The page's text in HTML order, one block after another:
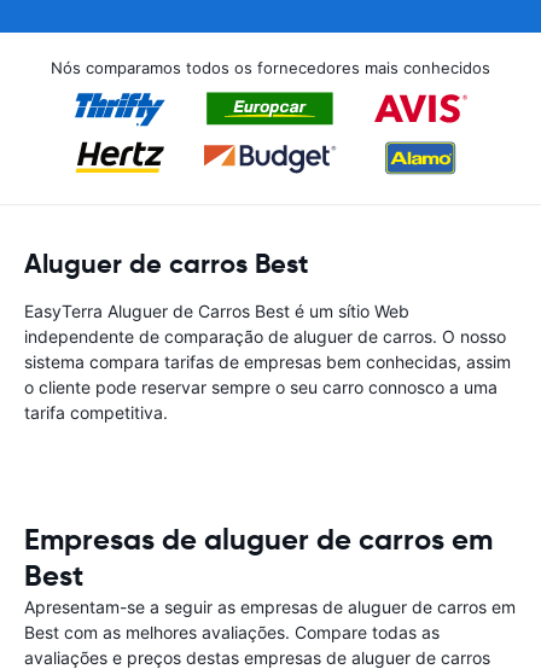
Nós comparamos todos os fornecedores mais conhecidos
Aluguer de carros Best
EasyTerra Aluguer de Carros Best é um sítio Web
independente de comparação de aluguer de carros. O nosso
sistema compara tarifas de empresas bem conhecidas, assim
o cliente pode reservar sempre o seu carro connosco a uma
tarifa competitiva.
Empresas de aluguer de carros em
Best
Apresentam-se a seguir as empresas de aluguer de carros em
Best com as melhores avaliações. Compare todas as
avaliações e preços destas empresas de aluguer de carros